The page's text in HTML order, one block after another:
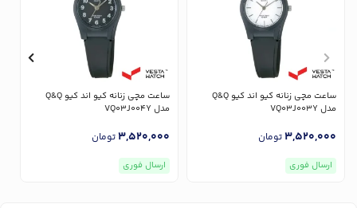
ساعت مچی زنانه کیو اند کیو Q&Q
مدل VQ03J003Y
3,520,000تومان
ارسال فوری
ساعت مچی زنانه کیو اند کیو Q&Q
مدل VQ03J004Y
3,520,000تومان
ارسال فوری